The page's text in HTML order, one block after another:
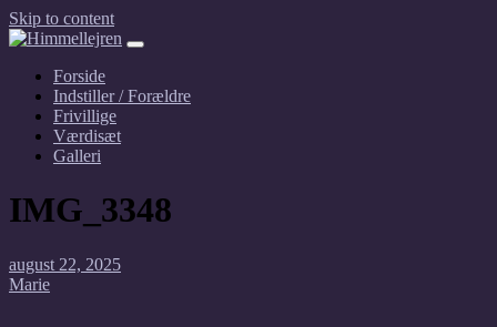
Skip to content
Forside
Indstiller / Forældre
Frivillige
Værdisæt
Galleri
IMG_3348
august 22, 2025
Marie